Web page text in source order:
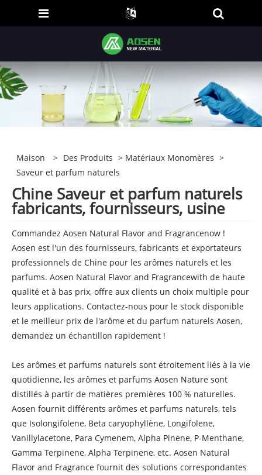
Maison > Des Produits > Matériaux Monomères >
Saveur et parfum naturels
Chine Saveur et parfum naturels
fabricants, fournisseurs, usine
Commandez Aosen Natural Flavor and Fragrancenow !
Aosen est l'un des fournisseurs, fabricants et exportateurs
professionnels de Chine pour les arômes naturels et les
parfums. Aosen Natural Flavor and Fragrancewith de haute
qualité et à bas prix, offre aux clients un choix multiple pour
leurs applications. Contactez-nous pour le stock disponible
et le meilleur prix de l'arôme et du parfum naturels Aosen,
demandez un échantillon rapidement !
Les arômes et parfums naturels sont étroitement liés à la vie
quotidienne, les arômes et parfums Aosen Nature sont
distillés à partir de matières premières 100 % naturelles.
Aosen fournit différents arômes et parfums naturels, tels
que Isolongifolene, Beta caryophyllène, Longifolene,
Vanillylacetone, Para Cymenem, Alpha Pinene, P-Menthane,
Gamma Terpinene, Alpha Terpinene, etc. Aosen Natural
Flavor and Fragrance fournit des solutions correspondantes